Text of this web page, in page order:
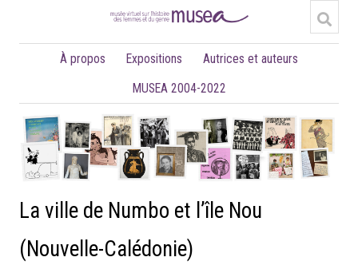
À propos Expositions
Autrices et auteurs
MUSEA 2004-2022
La ville de Numbo et l’île Nou
(Nouvelle-Calédonie)